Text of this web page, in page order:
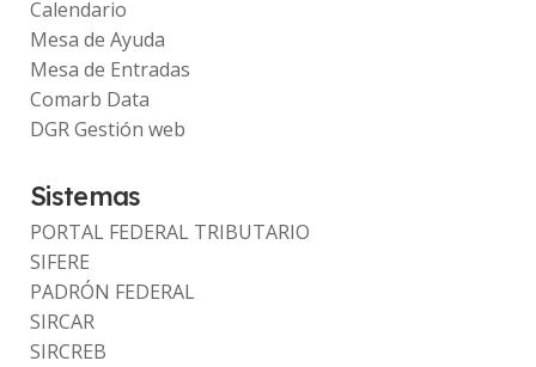
Calendario
Mesa de Ayuda
Mesa de Entradas
Comarb Data
DGR Gestión web
Sistemas
PORTAL FEDERAL TRIBUTARIO
SIFERE
PADRÓN FEDERAL
SIRCAR
SIRCREB